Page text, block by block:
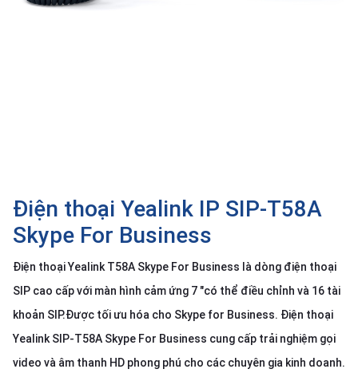
Điện thoại Yealink IP SIP-T58A
Skype For Business
Điện thoại Yealink T58A Skype For Business là dòng điện thoại
SIP cao cấp với màn hình cảm ứng 7 "có thể điều chỉnh và 16 tài
khoản SIP.Được tối ưu hóa cho Skype for Business. Điện thoại
Yealink SIP-T58A Skype For Business cung cấp trải nghiệm gọi
video và âm thanh HD phong phú cho các chuyên gia kinh doanh.
pháp
Dịch
vụ
Hỗ
Tin
hệ